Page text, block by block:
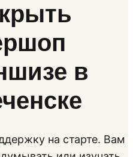
в
на старте. Вам